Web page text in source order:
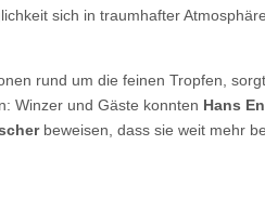
sich in traumhafter
rund um die feinen Tropfen,
Winzer und Gäste konnten Hans
beweisen, dass sie weit mehr